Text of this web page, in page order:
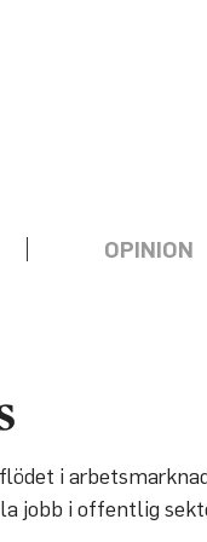
OPINION
i
jobb i offentlig